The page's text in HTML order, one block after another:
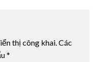
thị công khai.Các
*